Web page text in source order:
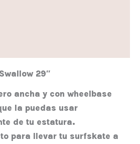
29″
ancha y con wheelbase
la puedas usar
de tu estatura.
para llevar tu surfskate a